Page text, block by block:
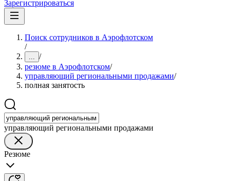
Зарегистрироваться
Поиск сотрудников в Аэрофлотском
/
... /
резюме в Аэрофлотском/
управляющий региональными продажами/
полная занятость
управляющий региональными продажами
Резюме